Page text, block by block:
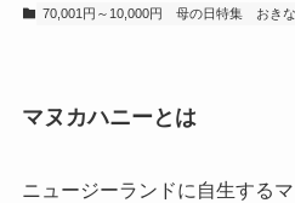
70,001円～10,000円 母の日特集 おき
マヌカハニーとは
ニュージーランドに自生する